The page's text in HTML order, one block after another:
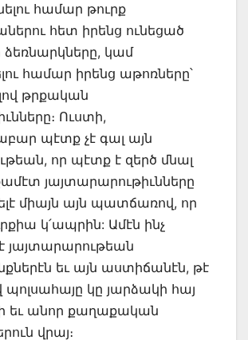
համար թուրք
հետ իրենց ունեցած
կամ
համար իրենց աթոռները՝
թրքական
Ուստի,
պէտք չէ գալ այն
որ պէտք է զերծ մնալ
յայտարարութիւնները
միայն այն պատճառով, որ
կ՛ապրին: Ամէն ինչ
յայտարարութեան
եւ այն աստիճանէն, թէ
կը յարձակի հայ
եւ անոր քաղաքական
վրայ։